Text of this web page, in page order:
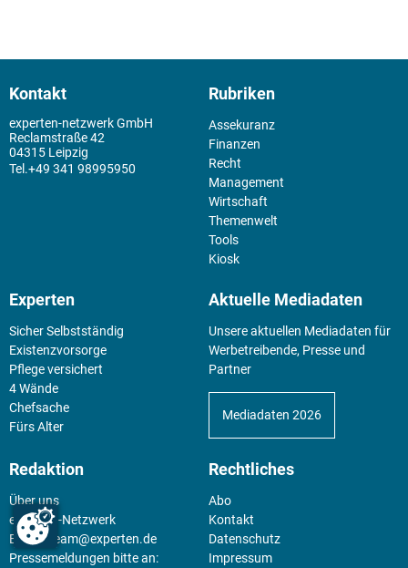
Kontakt
experten-netzwerk GmbH
Reclamstraße 42
04315 Leipzig
+49 341 98995950
Rubriken
Assekuranz
Finanzen
Recht
Management
Wirtschaft
Themenwelt
Tools
Kiosk
Experten
Sicher Selbstständig
Existenz­vorsorge
Pflege versichert
4 Wände
Chefsache
Fürs Alter
Aktuelle Mediadaten
Unsere aktuellen Mediadaten für
Werbetreibende, Presse und
Partner
Mediadaten 2026
Redaktion
Über uns
experten-Netzwerk
E-Mail:
team@experten.de
Pressemeldungen bitte an:
Rechtliches
Abo
Kontakt
Datenschutz
Impressum